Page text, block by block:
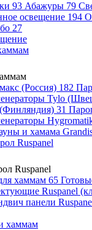
93 Абажуры 79
освещение 194
27
(Россия) 182
Tylo
31
и хамама
Ruspanel
Ruspanel
хаммам 65
Ruspanel
панели
хаммам